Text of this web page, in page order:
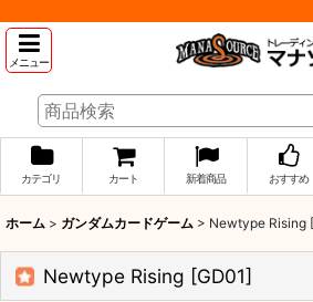
メニュー
カテゴリ カート 新着商品 おすすめ
ホーム > ガンダムカードゲーム > Newtype Rising
Newtype Rising [GD01]